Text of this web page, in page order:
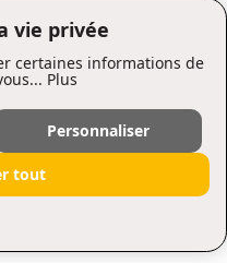
vie privée
certaines informations de
Plus
Personnaliser
tout